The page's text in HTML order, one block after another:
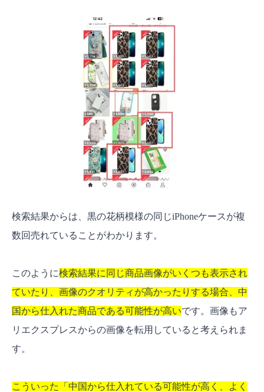
検索結果からは、黒の花柄模様の同じiPhoneケースが複
数回売れていることがわかります。
このように検索結果に同じ商品画像がいくつも表示され
ていたり、画像のクオリティが高かったりする場合、中
国から仕入れた商品である可能性が高いです。画像もア
リエクスプレスからの画像を転用していると考えられま
す。
こういった「中国から仕入れている可能性が高く、よく